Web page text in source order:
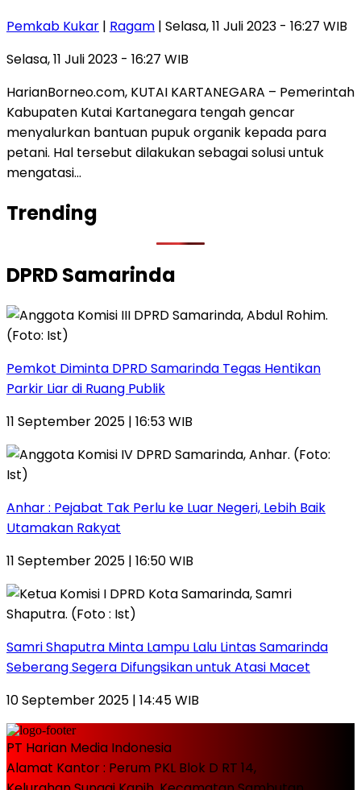
Pemkab Kukar | Ragam | Selasa, 11 Juli 2023 - 16:27 WIB
Selasa, 11 Juli 2023 - 16:27 WIB
HarianBorneo.com, KUTAI KARTANEGARA – Pemerintah
Kabupaten Kutai Kartanegara tengah gencar
menyalurkan bantuan pupuk organik kepada para
petani. Hal tersebut dilakukan sebagai solusi untuk
mengatasi…
Trending
DPRD Samarinda
Pemkot Diminta DPRD Samarinda Tegas Hentikan
Parkir Liar di Ruang Publik
11 September 2025 | 16:53 WIB
Anhar : Pejabat Tak Perlu ke Luar Negeri, Lebih Baik
Utamakan Rakyat
11 September 2025 | 16:50 WIB
Samri Shaputra Minta Lampu Lalu Lintas Samarinda
Seberang Segera Difungsikan untuk Atasi Macet
10 September 2025 | 14:45 WIB
PT Harian Media Indonesia
Alamat Kantor : Perum PKL Blok D RT 14,